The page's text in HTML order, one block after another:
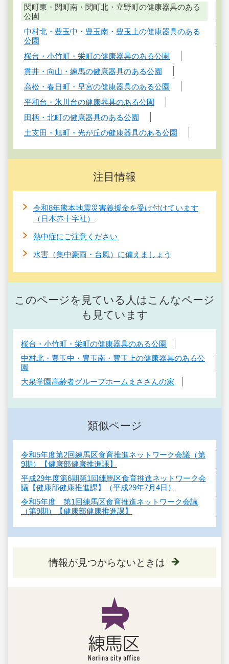
関町東・関町南・関町北・立野町の健康器具のある
公園
中村北・豊玉中・豊玉南・豊玉上の健康器具のある
公園
桜台・小竹町・栄町の健康器具のある公園
貫井・向山・練馬の健康器具のある公園
高松・春日町・早宮の健康器具のある公園
平和台・氷川台の健康器具のある公園
田柄・北町の健康器具のある公園
土支田・旭町・光が丘の健康器具のある公園
注目情報
令和8年熊本地震災害義援金を受け付けています
（日本赤十字社）
熱中症にご注意ください
水害（集中豪雨・台風）に備えましょう
このページを見ている人はこんなページ
も見ています
桜台・小竹町・栄町の健康器具のある公園
中村北・豊玉中・豊玉南・豊玉上の健康器具のある公
園
大泉学園高齢者グループホームまささんの家
類似ページ
令和5年度第2回練馬区食育推進ネットワーク会議（第
9期）【健康部健康推進課】
平成29年度第6期第1回練馬区食育推進ネットワーク会
議【健康部健康推進課】（平成29年7月4日）
令和5年度 第1回練馬区食育推進ネットワーク会議
（第9期）【健康部健康推進課】
情報が見つからないときは